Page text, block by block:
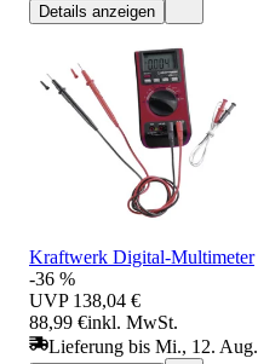
Details anzeigen
Kraftwerk Digital-Multimeter
-36 %
UVP 138,04 €
88,99 €inkl. MwSt.
Lieferung bis Mi., 12. Aug.